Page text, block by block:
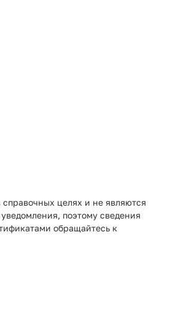
целях и не являются
поэтому сведения
обращайтесь к